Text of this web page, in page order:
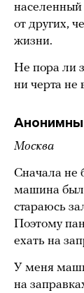
населенный
от других,
жизни.
Не пора ли
ни черта не
Москва
Сначала не
машина
стараюсь
Поэтому
ехать на
У меня
на